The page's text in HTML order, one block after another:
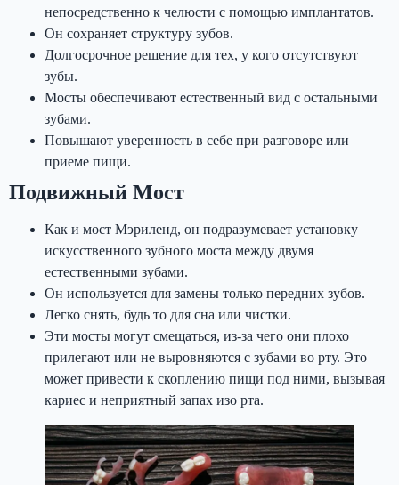
непосредственно к челюсти с помощью имплантатов.
Он сохраняет структуру зубов.
Долгосрочное решение для тех, у кого отсутствуют
зубы.
Мосты обеспечивают естественный вид с остальными
зубами.
Повышают уверенность в себе при разговоре или
приеме пищи.
Подвижный Мост
Как и мост Мэриленд, он подразумевает установку
искусственного зубного моста между двумя
естественными зубами.
Он используется для замены только передних зубов.
Легко снять, будь то для сна или чистки.
Эти мосты могут смещаться, из-за чего они плохо
прилегают или не выровняются с зубами во рту. Это
может привести к скоплению пищи под ними, вызывая
кариес и неприятный запах изо рта.